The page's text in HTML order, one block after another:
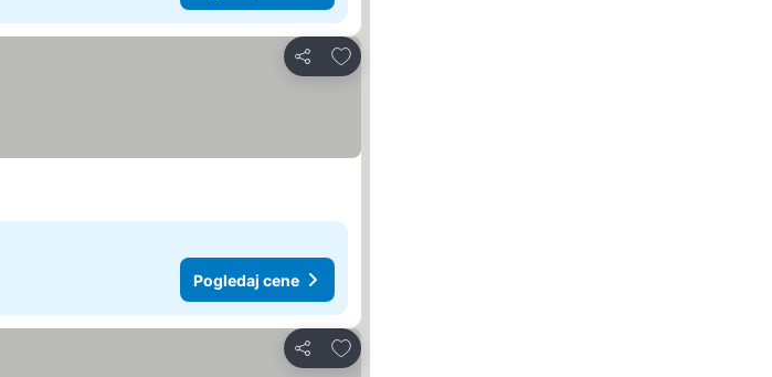
Deli
Dodati u favorite
Pogledaj cene
Deli
Dodati u favorite